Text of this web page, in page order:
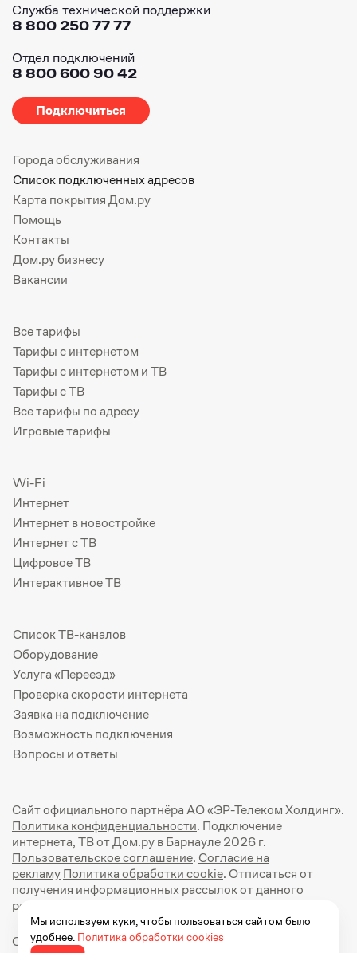
Служба технической поддержки
8 800 250 77 77
Отдел подключений
8 800 600 90 42
Подключиться
Города обслуживания
Список подключенных адресов
Карта покрытия Дом.ру
Помощь
Контакты
Дом.ру бизнесу
Вакансии
Все тарифы
Тарифы с интернетом
Тарифы с интернетом и ТВ
Тарифы с ТВ
Все тарифы по адресу
Игровые тарифы
Wi-Fi
Интернет
Интернет в новостройке
Интернет с ТВ
Цифровое ТВ
Интерактивное ТВ
Список ТВ-каналов
Оборудование
Услуга «Переезд»
Проверка скорости интернета
Заявка на подключение
Возможность подключения
Вопросы и ответы
Сайт официального партнёра АО «ЭР-Телеком Холдинг».
Политика конфиденциальности. Подключение
интернета, ТВ от Дом.ру в Барнауле 2026 г.
Пользовательское соглашение. Согласие на
рекламуПолитика обработки cookie. Отписаться от
получения информационных рассылок от данного
ресурса можно на
Официальный сайт Дом.ру: https://dom.ru
Мы используем куки, чтобы пользоваться сайтом было
удобнее. Политика обработки cookies